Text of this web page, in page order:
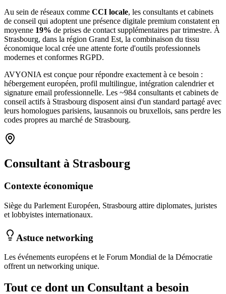
Au sein de réseaux comme CCI locale, les consultants et cabinets
de conseil qui adoptent une présence digitale premium constatent en
moyenne 19% de prises de contact supplémentaires par trimestre. À
Strasbourg, dans la région Grand Est, la combinaison du tissu
économique local crée une attente forte d'outils professionnels
modernes et conformes RGPD.
AVYONIA est conçue pour répondre exactement à ce besoin :
hébergement européen, profil multilingue, intégration calendrier et
signature email professionnelle. Les ~984 consultants et cabinets de
conseil actifs à Strasbourg disposent ainsi d'un standard partagé avec
leurs homologues parisiens, lausannois ou bruxellois, sans perdre les
codes propres au marché de Strasbourg.
Consultant à Strasbourg
Contexte économique
Siège du Parlement Européen, Strasbourg attire diplomates, juristes
et lobbyistes internationaux.
Astuce networking
Les événements européens et le Forum Mondial de la Démocratie
offrent un networking unique.
Tout ce dont un Consultant a besoin